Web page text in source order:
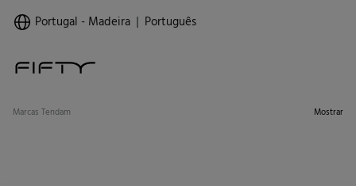
Portugal - Madeira Português
Marcas Tendam Mostrar